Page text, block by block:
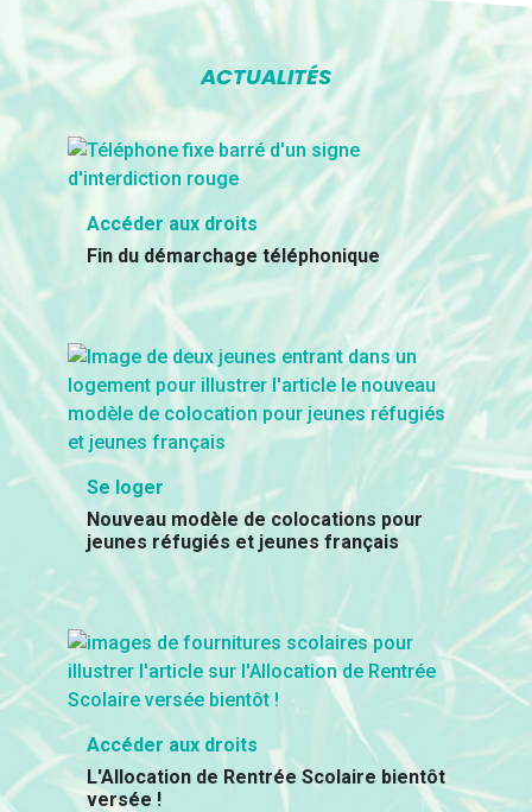
ACTUALITÉS
Accéder aux droits
Fin du démarchage téléphonique
Se loger
Nouveau modèle de colocations pour
jeunes réfugiés et jeunes français
Accéder aux droits
L'Allocation de Rentrée Scolaire bientôt
versée !